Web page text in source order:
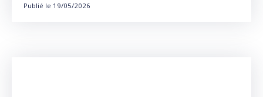
Publié le 19/05/2026